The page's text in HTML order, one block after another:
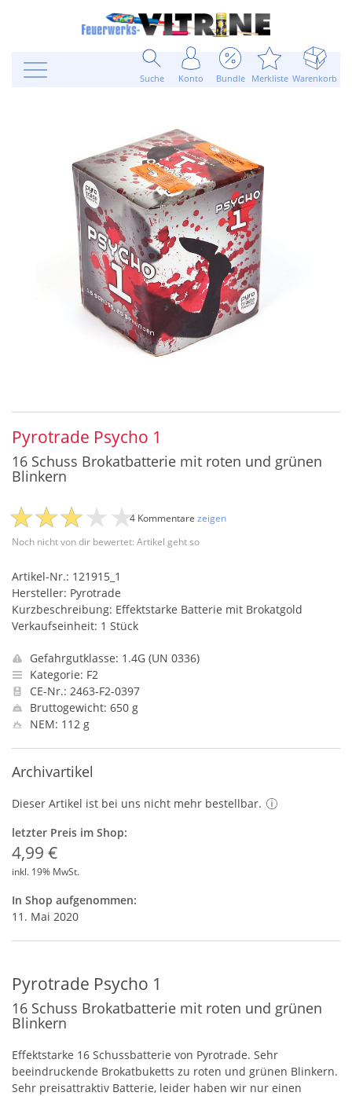
Suche Konto Bundle Merkliste Warenkorb
Pyrotrade Psycho 1
16 Schuss Brokatbatterie mit roten und grünen
Blinkern
Noch nicht von dir bewertet: Artikel geht so
4 Kommentare zeigen
Artikel-Nr.: 121915_1
Hersteller: Pyrotrade
Kurzbeschreibung: Effektstarke Batterie mit Brokatgold
Verkaufseinheit: 1 Stück
Gefahrgutklasse: 1.4G (UN 0336)
Kategorie: F2
CE-Nr.: 2463-F2-0397
Bruttogewicht: 650 g
NEM: 112 g
Archivartikel
Dieser Artikel ist bei uns nicht mehr bestellbar.
letzter Preis im Shop:
4,99 €
inkl. 19% MwSt.
In Shop aufgenommen:
11. Mai 2020
Pyrotrade Psycho 1
16 Schuss Brokatbatterie mit roten und grünen
Blinkern
Effektstarke 16 Schussbatterie von Pyrotrade. Sehr
beeindruckende Brokatbuketts zu roten und grünen Blinkern.
Sehr preisattraktiv Batterie, leider haben wir nur einen